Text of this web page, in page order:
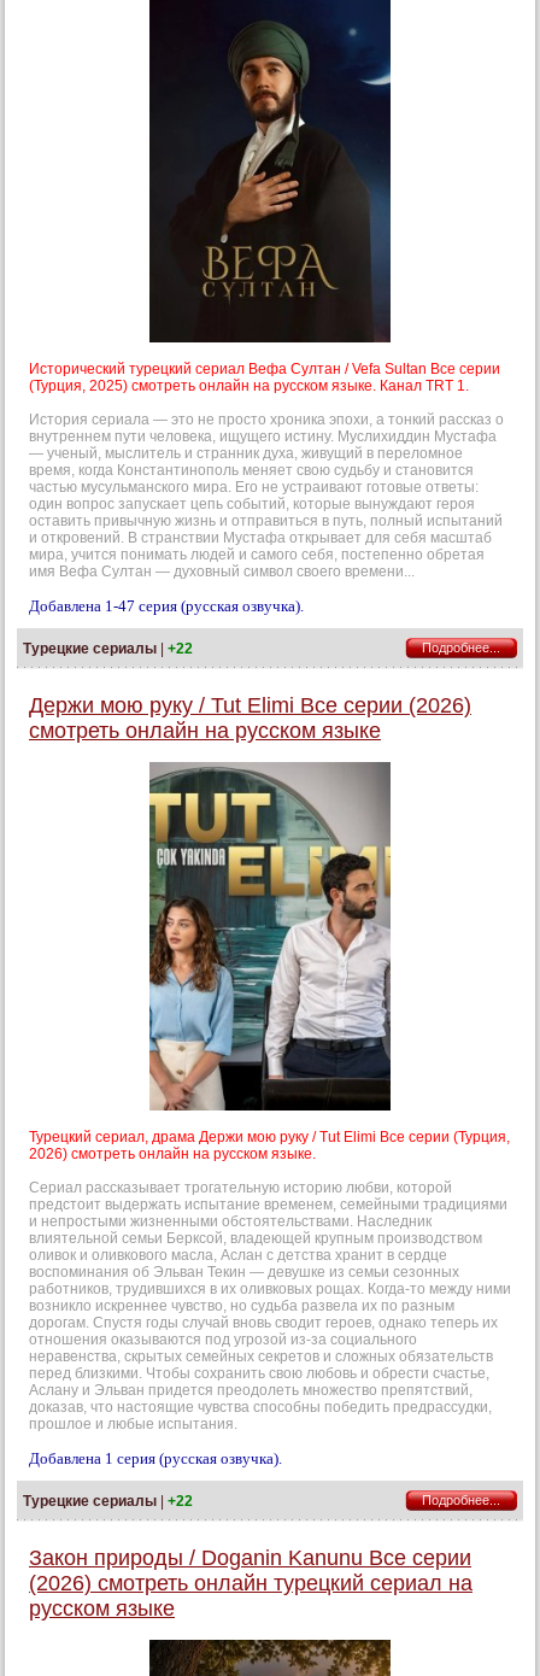
Исторический турецкий сериал Вефа Султан / Vefa Sultan Все серии
(Турция, 2025) смотреть онлайн на русском языке. Канал TRT 1.
История сериала — это не просто хроника эпохи, а тонкий рассказ о
внутреннем пути человека, ищущего истину. Муслихиддин Мустафа
— ученый, мыслитель и странник духа, живущий в переломное
время, когда Константинополь меняет свою судьбу и становится
частью мусульманского мира. Его не устраивают готовые ответы:
один вопрос запускает цепь событий, которые вынуждают героя
оставить привычную жизнь и отправиться в путь, полный испытаний
и откровений. В странствии Мустафа открывает для себя масштаб
мира, учится понимать людей и самого себя, постепенно обретая
имя Вефа Султан — духовный символ своего времени...
Добавлена 1-47 серия (русская озвучка).
Турецкие сериалы +22 Подробнее...
Держи мою руку / Tut Elimi Все серии (2026)
смотреть онлайн на русском языке
Турецкий сериал, драма Держи мою руку / Tut Elimi Все серии (Турция,
2026) смотреть онлайн на русском языке.
Сериал рассказывает трогательную историю любви, которой
предстоит выдержать испытание временем, семейными традициями
и непростыми жизненными обстоятельствами. Наследник
влиятельной семьи Берксой, владеющей крупным производством
оливок и оливкового масла, Аслан с детства хранит в сердце
воспоминания об Эльван Текин — девушке из семьи сезонных
работников, трудившихся в их оливковых рощах. Когда-то между ними
возникло искреннее чувство, но судьба развела их по разным
дорогам. Спустя годы случай вновь сводит героев, однако теперь их
отношения оказываются под угрозой из-за социального
неравенства, скрытых семейных секретов и сложных обязательств
перед близкими. Чтобы сохранить свою любовь и обрести счастье,
Аслану и Эльван придется преодолеть множество препятствий,
доказав, что настоящие чувства способны победить предрассудки,
прошлое и любые испытания.
Добавлена 1 серия (русская озвучка).
Турецкие сериалы | +22 Подробнее...
Закон природы / Doganin Kanunu Все серии
(2026) смотреть онлайн турецкий сериал на
русском языке